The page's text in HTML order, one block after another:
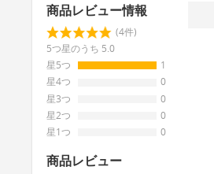
商品レビュー情報
(4件)
5つ星のうち 5.0
星5つ
1
星4つ
0
星3つ
0
星2つ
0
星1つ
0
商品レビュー